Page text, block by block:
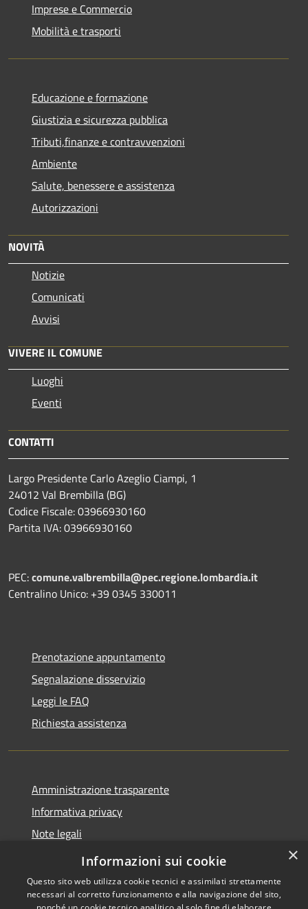
Imprese e Commercio
Mobilità e trasporti
Educazione e formazione
Giustizia e sicurezza pubblica
Tributi,finanze e contravvenzioni
Ambiente
Salute, benessere e assistenza
Autorizzazioni
NOVITÀ
Notizie
Comunicati
Avvisi
VIVERE IL COMUNE
Luoghi
Eventi
CONTATTI
Largo Presidente Carlo Azeglio Ciampi, 1
24012 Val Brembilla (BG)
Codice Fiscale: 03966930160
Partita IVA: 03966930160
PEC:comune.valbrembilla@pec.regione.lombardia.it
Centralino Unico: +39 0345 330011
Prenotazione appuntamento
Segnalazione disservizio
Leggi le FAQ
Richiesta assistenza
Amministrazione trasparente
Informativa privacy
Note legali
Dichiarazione di accessibilità
×
Informazioni sui cookie
Questo sito web utilizza cookie tecnici e assimilati strettamente
necessari al corretto funzionamento e alla navigazione del sito,